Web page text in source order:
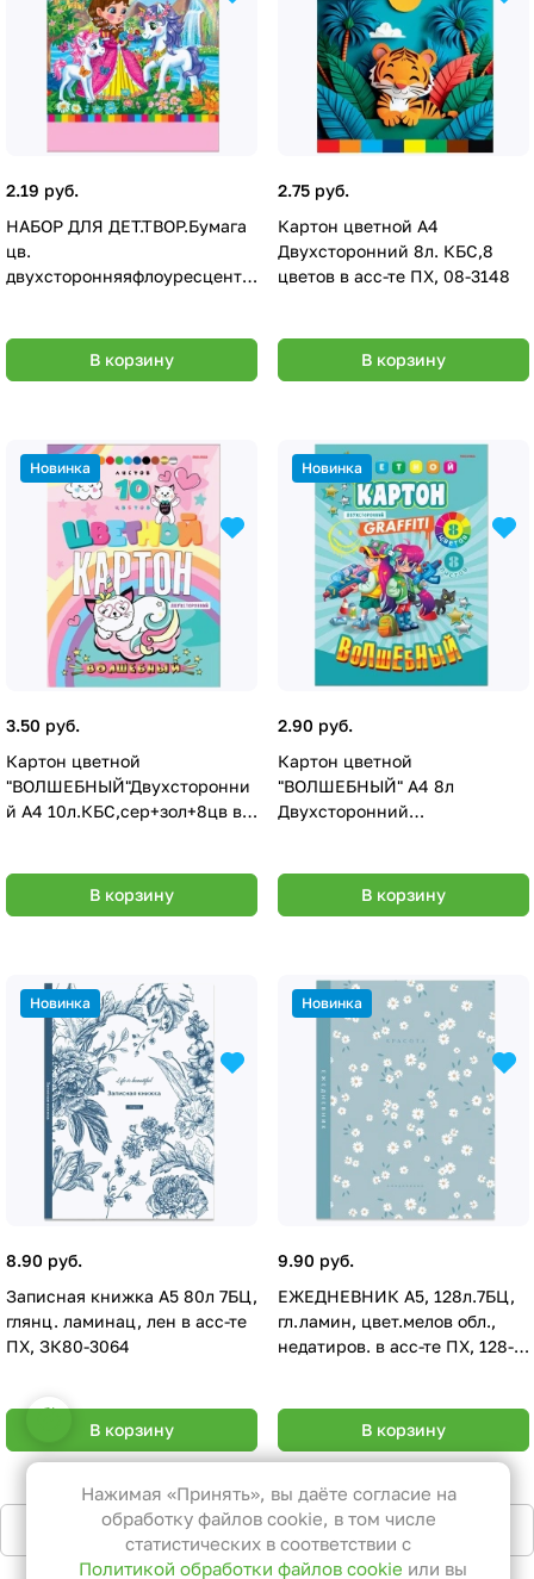
2.19 руб.
НАБОР ДЛЯ ДЕТ.ТВОР.Бумага
цв.
двухсторонняяфлоуресцент
В корзину
2.75 руб.
Картон цветной А4
Двухсторонний 8л. КБС,8
цветов в асс-те ПХ, 08-3148
В корзину
Новинка
3.50 руб.
Картон цветной
"ВОЛШЕБНЫЙ"Двухсторонни
й А4 10л.КБС,сер+зол+8цв в
В корзину
Новинка
2.90 руб.
Картон цветной
"ВОЛШЕБНЫЙ" А4 8л
Двухсторонний
В корзину
Новинка
8.90 руб.
Записная книжка А5 80л 7БЦ,
глянц. ламинац, лен в асс-те
ПХ, ЗК80-3064
В корзину
Новинка
9.90 руб.
ЕЖЕДНЕВНИК А5, 128л.7БЦ,
гл.ламин, цвет.мелов обл.,
недатиров. в асс-те ПХ, 128-
В корзину
Загрузить еще
Настройки файлов cookie
Функциональные
Эти файлы необходимы для
функционирования сайта и не
могут быть отключены в наших
системах. Вы можете настроить
Нажимая «Принять», вы даёте согласие на
обработку файлов cookie, в том числе
статистических в соответствии с
Политикой обработки файлов cookie или вы